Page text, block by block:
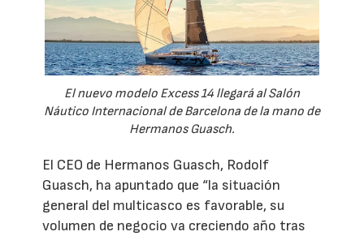
El nuevo modelo Excess 14 llegará al Salón
Náutico Internacional de Barcelona de la mano de
Hermanos Guasch.
El CEO de Hermanos Guasch, Rodolf
Guasch, ha apuntado que “la situación
general del multicasco es favorable, su
volumen de negocio va creciendo año tras